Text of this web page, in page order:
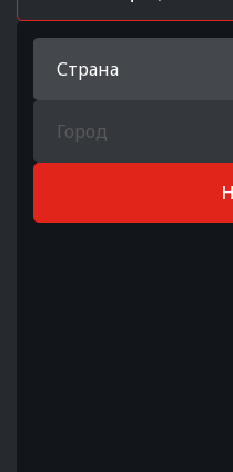
Страна
Город